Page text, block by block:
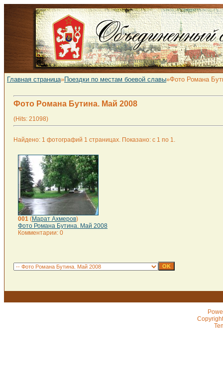
Главная страница»Поездки по местам боевой славы»Фото Романа
Фото Романа Бутина. Май 2008
(Hits: 21098)
Найдено: 1 фотографий 1 страницах. Показано: с 1 по 1.
001 (Марат Ахмеров)
Фото Романа Бутина. Май 2008
Комментарии: 0